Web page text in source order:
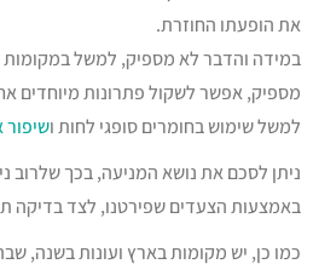
את הופעתו החוזרת.
במידה והדבר לא מספיק, למשל במקומות
מספיק, אפשר לשקול פתרונות מיוחדים
למשל שימוש בחומרים סופגי לחות ושיפור
ניתן לסכם את נושא המניעה, בכך שלרוב
באמצעות הצעדים שפירטנו, לצד בדיקה
כמו כן, יש מקומות בארץ ועונות בשנה,